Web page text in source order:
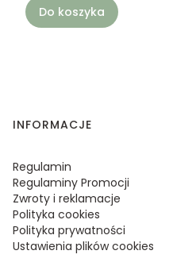
Do koszyka
Linki w stopce
INFORMACJE
Regulamin
Regulaminy Promocji
Zwroty i reklamacje
Polityka cookies
Polityka prywatności
Ustawienia plików cookies